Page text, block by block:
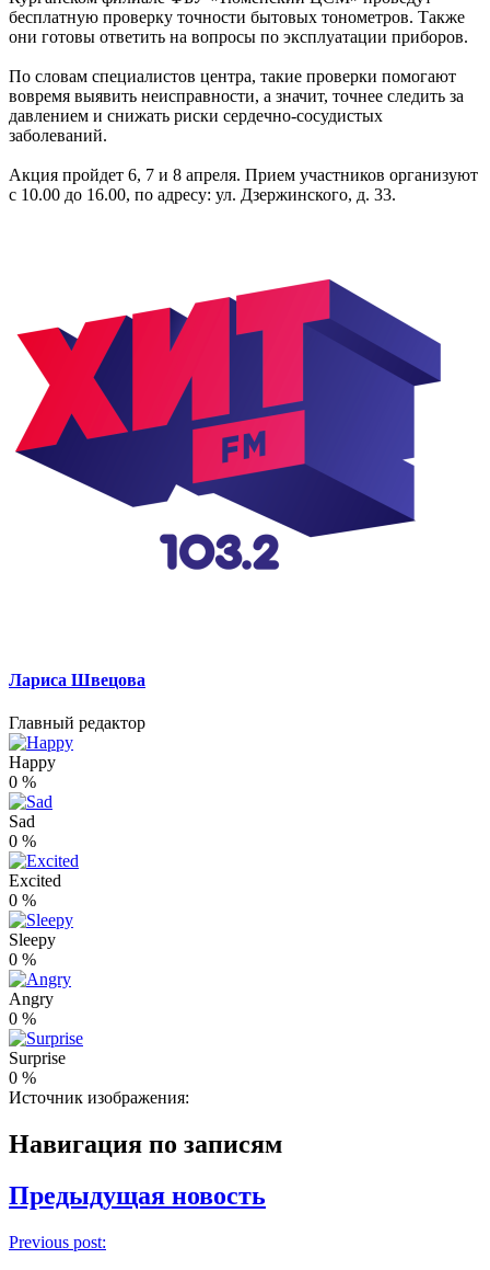
бесплатную проверку точности бытовых тонометров. Также
они готовы ответить на вопросы по эксплуатации приборов.
По словам специалистов центра, такие проверки помогают
вовремя выявить неисправности, а значит, точнее следить за
давлением и снижать риски сердечно-сосудистых
заболеваний.
Акция пройдет 6, 7 и 8 апреля. Прием участников организуют
с 10.00 до 16.00, по адресу: ул. Дзержинского, д. 33.
Лариса Швецова
Главный редактор
Happy
0 %
Sad
0 %
Excited
0 %
Sleepy
0 %
Angry
0 %
Surprise
0 %
Источник изображения:
Навигация по записям
Предыдущая новость
Previous post: